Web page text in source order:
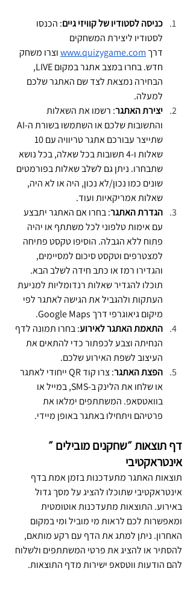
כניסה לסטודיו של קוויזי גיים: הכנסו
לסטודיו ליצירת המשחקים
דרךwww.quizygame.com וצרו משחק
חדש. בחרו במצב אתגר במקום LIVE,
הבחירה נמצאת לצד שם האתגר שלכם
למעלה.
יצירת האתגר: רשמו את השאלות
שאלות ו-4 תשובות בכל שאלה, בכל נושא
שתבחרו. ניתן גם לשלב שאלות בפורמטים
שונים כמו נכון/לא נכון, היה או לא היה,
שאלות אמריקאיות ועוד.
הגדרת האתגר: בחרו אם האתגר יתבצע
עם אימות טלפוני לכל משתתף או יהיה
פתוח ללא הגבלה. הוסיפו טקסט פתיחה
למצטרפים וטקסט סיכום למסיימים,
והגדירו רמז או כתב חידה לשלב הבא.
תוכלו להגדיר שאלות רנדומליות למניעת
העתקות ולהגביל את הגישה לאתגר לפי
מיקום גיאוגרפי דרך Google Maps.
התאמת האתגר לאירוע: בחרו תמונה לדף
הנחיתה וצבע לכפתור כדי להתאים את
העיצוב לשפת האירוע שלכם.
הפצת האתגר
: צרו קוד QR ייחודי לאתגר
או שלחו את הלינק ב-SMS, במייל או
בוואטסאפ. המשתתפים ימלאו את
פרטיהם ויתחילו באתגר באופן מיידי.
דף תוצאות ״שחקנים מובילים ״
אינטראקטיבי
תוצאות האתגר מתעדכנות בזמן אמת בדף
אינטראקטיבי שתוכלו להציג על מסך גדול
באירוע. התוצאות מתעדכנות אוטומטית
ומאפשרות לכם לראות מי מוביל ומי במקום
האחרון. ניתן למתג את הדף עם רקע מותאם,
להסתיר או להציג את פרטי המשתתפים ולשלוח
להם הודעות ווטסאפ ישירות מדף התוצאות.